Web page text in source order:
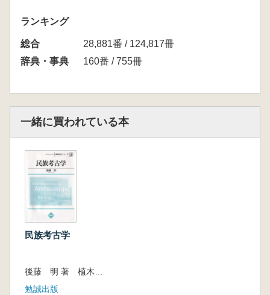
ランキング
総合
28,881番 / 124,817冊
辞典・事典
160番 / 755冊
一緒に買われている本
民族考古学
後藤 明 著 植木 武 編
勉誠出版